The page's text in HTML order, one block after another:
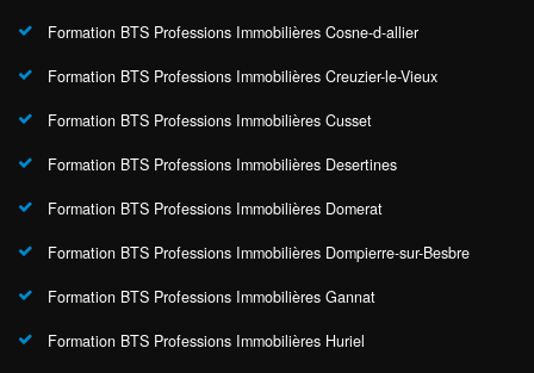
Formation BTS Professions Immobilières Cosne-d-allier
Formation BTS Professions Immobilières Creuzier-le-Vieux
Formation BTS Professions Immobilières Cusset
Formation BTS Professions Immobilières Desertines
Formation BTS Professions Immobilières Domerat
Formation BTS Professions Immobilières Dompierre-sur-Besbre
Formation BTS Professions Immobilières Gannat
Formation BTS Professions Immobilières Huriel